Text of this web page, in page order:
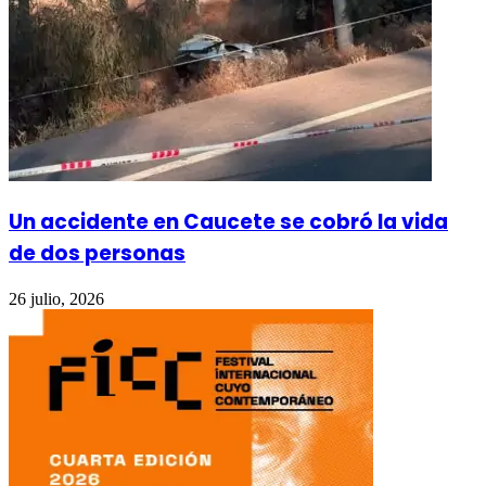
Un accidente en Caucete se cobró la vida
de dos personas
26 julio, 2026